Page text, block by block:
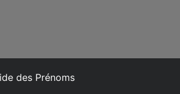
des Prénoms